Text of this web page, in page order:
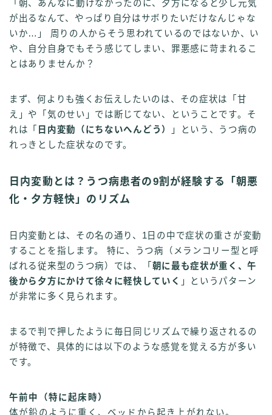
「朝、あんなに動けなかったのに、夕方になると少し元気
が出るなんて、やっぱり自分はサボりたいだけなんじゃな
いか…」 周りの人からそう思われているのではないか、い
や、自分自身でもそう感じてしまい、罪悪感に苛まれるこ
とはありませんか？
まず、何よりも強くお伝えしたいのは、その症状は「甘
え」や「気のせい」では断じてない、ということです。そ
れは「 日内変動（にちないへんどう）
」という、うつ病の
れっきとした症状なのです。
日内変動とは？うつ病患者の9割が経験する「朝悪
化・夕方軽快」のリズム
日内変動とは、その名の通り、1日の中で症状の重さが変動
することを指します。 特に、うつ病（メランコリー型と呼
ばれる従来型のうつ病）では、「 朝に最も症状が重く、午
後から夕方にかけて徐々に軽快していく 」というパターン
が非常に多く見られます。
まるで判で押したように毎日同じリズムで繰り返されるの
が特徴で、具体的には以下のような感覚を覚える方が多い
です。
午前中（特に起床時）
体が鉛のように重く、ベッドから起き上がれない。